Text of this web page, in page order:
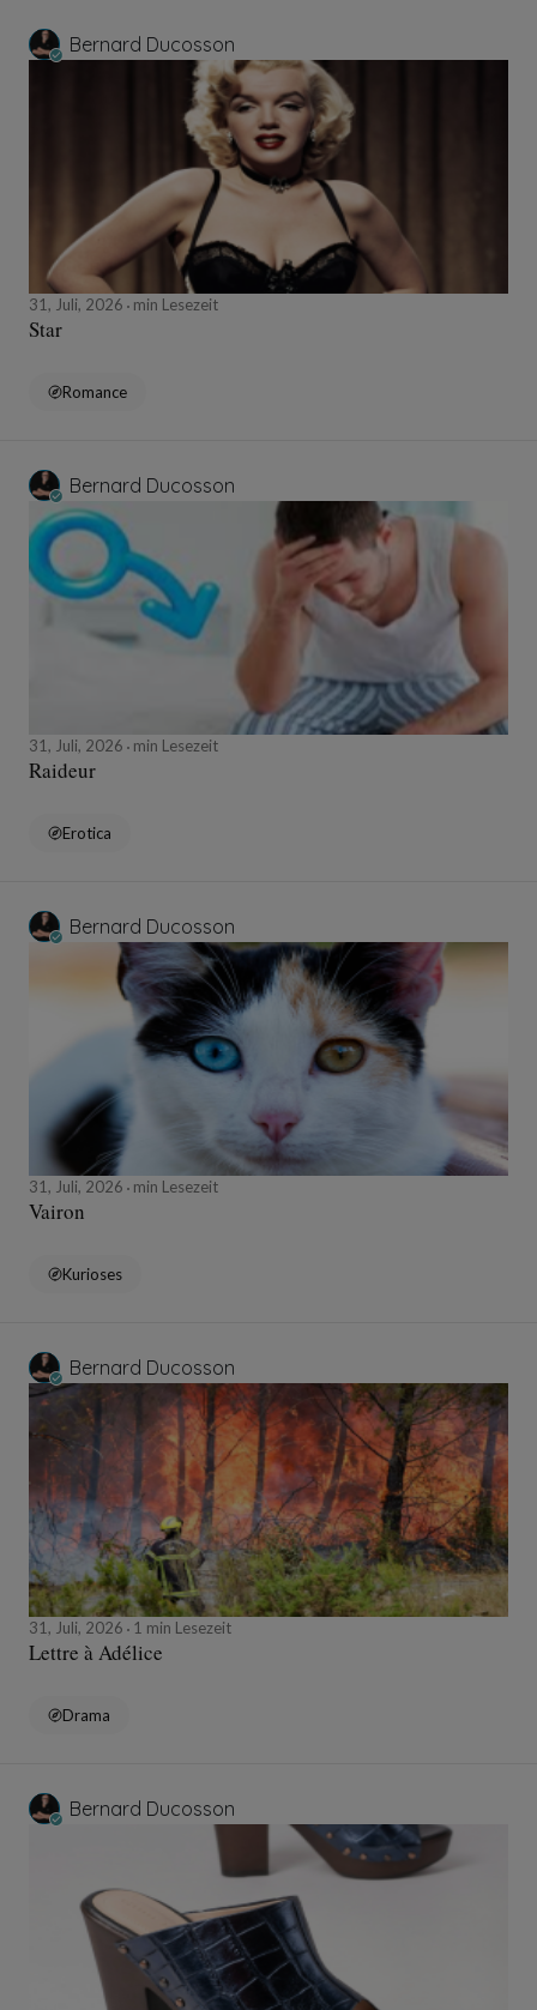
Bernard Ducosson
31, Juli, 2026 min Lesezeit
Star
Romance
Bernard Ducosson
31, Juli, 2026 min Lesezeit
Raideur
Erotica
Bernard Ducosson
31, Juli, 2026 min Lesezeit
Vairon
Kurioses
Bernard Ducosson
31, Juli, 2026 1 min Lesezeit
Lettre à Adélice
Drama
Bernard Ducosson